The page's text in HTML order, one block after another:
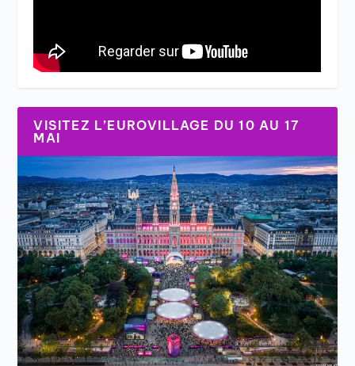
VISITEZ L’EUROVILLAGE DU 10 AU 17
MAI